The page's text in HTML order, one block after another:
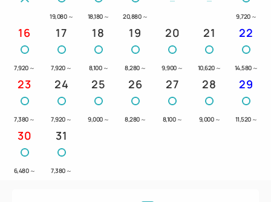
19,080 ～ 18,180 ～ 20,880 ～ 9,720 ～
16
7,920 ～
17
7,920 ～
18
8,100 ～
19
8,280 ～
20
9,900 ～
21
10,620 ～
22
14,580 ～
23
7,380 ～
24
7,920 ～
25
9,000 ～
26
8,280 ～
27
8,100 ～
28
9,000 ～
29
11,520 ～
30
6,480 ～
31
7,380 ～